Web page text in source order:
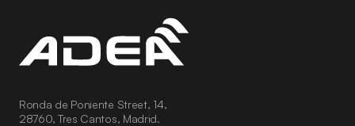
Ronda de Poniente Street, 14,
28760, Tres Cantos, Madrid.